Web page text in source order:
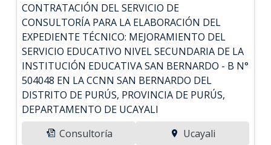
CONTRATACIÓN DEL SERVICIO DE
CONSULTORÍA PARA LA ELABORACIÓN DEL
EXPEDIENTE TÉCNICO: MEJORAMIENTO DEL
SERVICIO EDUCATIVO NIVEL SECUNDARIA DE LA
INSTITUCIÓN EDUCATIVA SAN BERNARDO - B N°
504048 EN LA CCNN SAN BERNARDO DEL
DISTRITO DE PURÚS, PROVINCIA DE PURÚS,
DEPARTAMENTO DE UCAYALI
Consultoría
Ucayali